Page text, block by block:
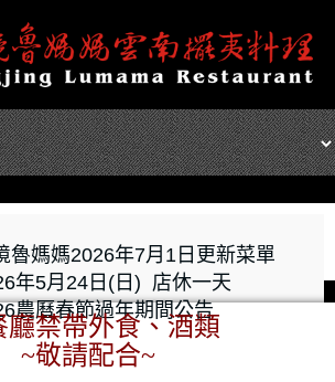
魯媽媽2026年7月1日更新菜單
年5月24日(日) 店休一天
農曆春節過年期間公告
廳禁帶外食、酒類
~敬請配合~